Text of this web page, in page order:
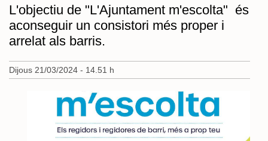
L'objectiu de "L'Ajuntament m'escolta" és
aconseguir un consistori més proper i
arrelat als barris.
Dijous 21/03/2024 - 14.51 h